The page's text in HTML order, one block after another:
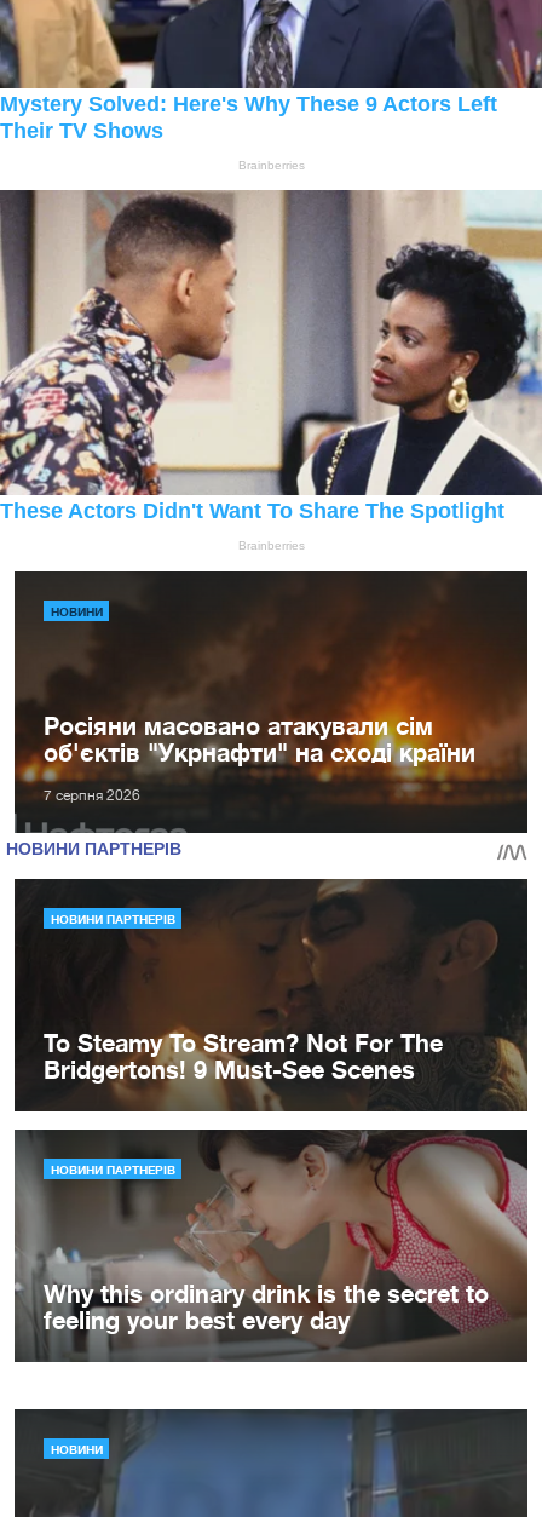
НОВИНИ
Росіяни масовано атакували сім
об'єктів "Укрнафти" на сході країни
7 серпня 2026
НОВИНИ